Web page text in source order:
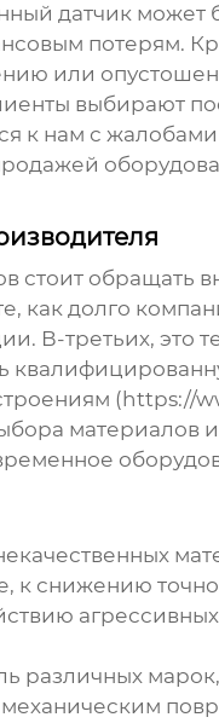
датчик может
потерям.
или
выбирают
к нам с
стоит обращать
как долго
В-третьих,
(https://
к снижению
различных